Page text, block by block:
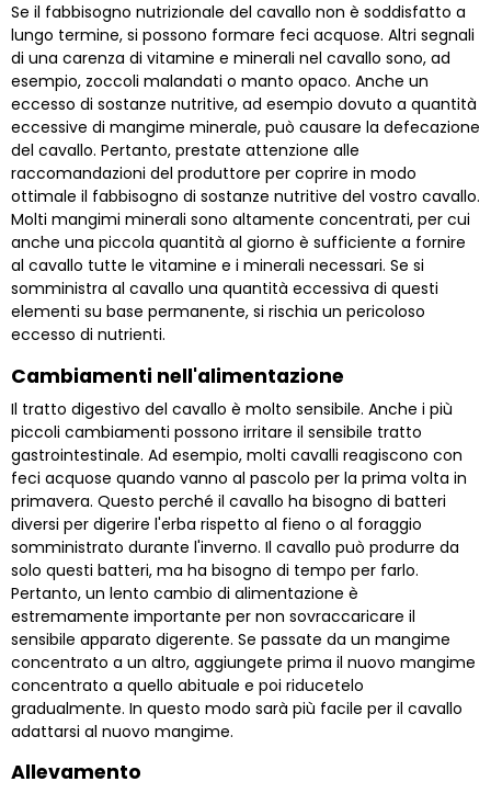
Se il fabbisogno nutrizionale del cavallo non è soddisfatto a
lungo termine, si possono formare feci acquose. Altri segnali
di una carenza di vitamine e minerali nel cavallo sono, ad
esempio, zoccoli malandati o manto opaco. Anche un
eccesso di sostanze nutritive, ad esempio dovuto a quantità
eccessive di mangime minerale, può causare la defecazione
del cavallo. Pertanto, prestate attenzione alle
raccomandazioni del produttore per coprire in modo
ottimale il fabbisogno di sostanze nutritive del vostro cavallo.
Molti mangimi minerali sono altamente concentrati, per cui
anche una piccola quantità al giorno è sufficiente a fornire
al cavallo tutte le vitamine e i minerali necessari. Se si
somministra al cavallo una quantità eccessiva di questi
elementi su base permanente, si rischia un pericoloso
eccesso di nutrienti.
Cambiamenti nell'alimentazione
Il tratto digestivo del cavallo è molto sensibile. Anche i più
piccoli cambiamenti possono irritare il sensibile tratto
gastrointestinale. Ad esempio, molti cavalli reagiscono con
feci acquose quando vanno al pascolo per la prima volta in
primavera. Questo perché il cavallo ha bisogno di batteri
diversi per digerire l'erba rispetto al fieno o al foraggio
somministrato durante l'inverno. Il cavallo può produrre da
solo questi batteri, ma ha bisogno di tempo per farlo.
Pertanto, un lento cambio di alimentazione è
estremamente importante per non sovraccaricare il
sensibile apparato digerente. Se passate da un mangime
concentrato a un altro, aggiungete prima il nuovo mangime
concentrato a quello abituale e poi riducetelo
gradualmente. In questo modo sarà più facile per il cavallo
adattarsi al nuovo mangime.
Allevamento